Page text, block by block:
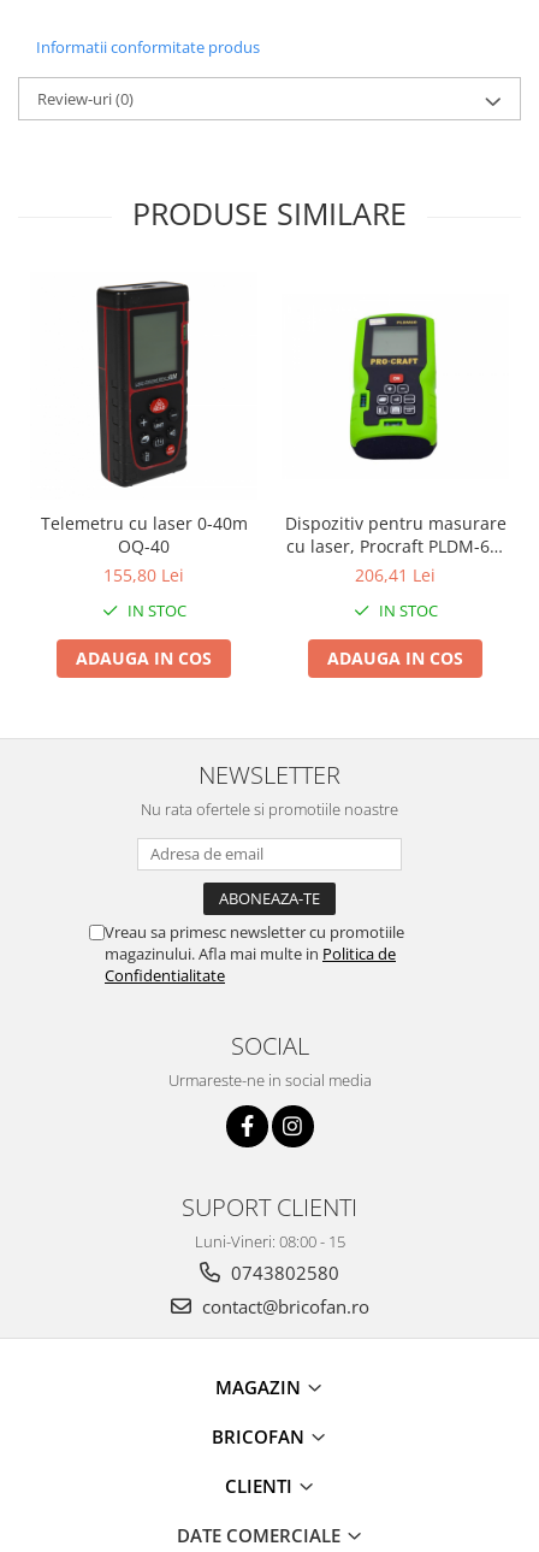
Accesorii aragaze & butelii
Butelii
Gratare
Iluminat & electrice
Coliere plastic
Conectori/doze
Corpuri de iluminat
Lampi solare
Lumina de crestere pentru plante
Proiectoare & lampi de lucru
Veioze si Lampi
Cantare comerciale
Cantare Corporale
Aparate de spalat cu presiune si
accesorii
presiune
Aparate de spalat cu presiune
Articole si accesorii pentru baie
Baterii cada
Baterii electrice
Baterii lavoar
Climatizare si echipamente de
Echipamente pt incalzire
Panouri solare
Paturi electrice cu incalzire
Kit-uri siguranta auto
Informatii conformitate produs
Review-uri(0)
PRODUSE SIMILARE
Telemetru cu laser 0-40m
OQ-40
155,80 Lei
IN STOC
ADAUGA IN COS
Dispozitiv pentru masurare
cu laser, Procraft PLDM-60,
60 m
206,41 Lei
IN STOC
ADAUGA IN COS
NEWSLETTER
Nu rata ofertele si promotiile noastre
Vreau sa primesc newsletter cu promotiile
magazinului. Afla mai multe in Politica de
Confidentialitate
SOCIAL
Urmareste-ne in social media
SUPORT CLIENTI
Luni-Vineri: 08:00 - 15
0743802580
contact@bricofan.ro
MAGAZIN
BRICOFAN
CLIENTI
DATE COMERCIALE